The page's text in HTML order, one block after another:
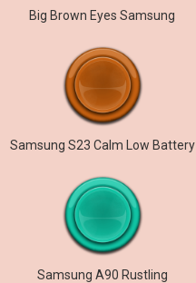
Big Brown Eyes Samsung
Samsung S23 Calm Low Battery
Samsung A90 Rustling